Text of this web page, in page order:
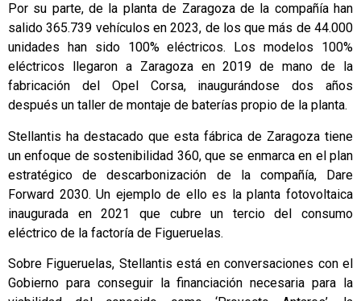
Por su parte, de la planta de Zaragoza de la compañía han
salido 365.739 vehículos en 2023, de los que más de 44.000
unidades han sido 100% eléctricos. Los modelos 100%
eléctricos llegaron a Zaragoza en 2019 de mano de la
fabricación del Opel Corsa, inaugurándose dos años
después un taller de montaje de baterías propio de la planta.
Stellantis ha destacado que esta fábrica de Zaragoza tiene
un enfoque de sostenibilidad 360, que se enmarca en el plan
estratégico de descarbonización de la compañía, Dare
Forward 2030. Un ejemplo de ello es la planta fotovoltaica
inaugurada en 2021 que cubre un tercio del consumo
eléctrico de la factoría de Figueruelas.
Sobre Figueruelas, Stellantis está en conversaciones con el
Gobierno para conseguir la financiación necesaria para la